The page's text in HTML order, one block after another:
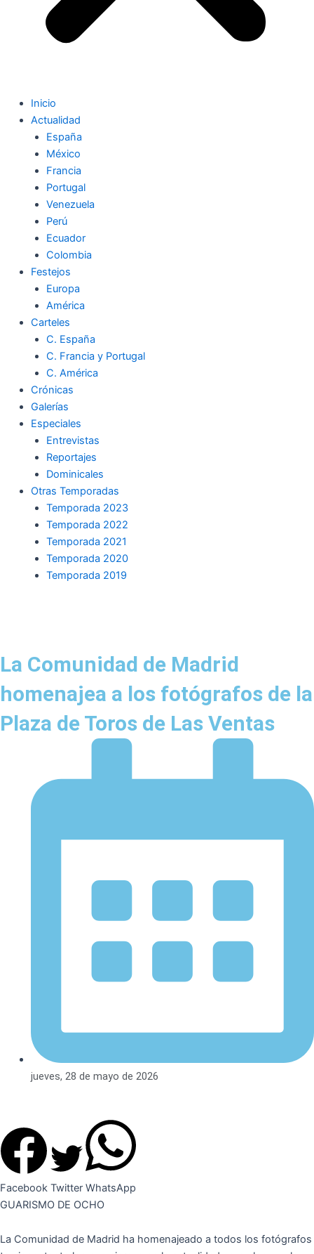
Inicio
Actualidad
España
México
Francia
Portugal
Venezuela
Perú
Ecuador
Colombia
Festejos
Europa
América
Carteles
C. España
C. Francia y Portugal
C. América
Crónicas
Galerías
Especiales
Entrevistas
Reportajes
Dominicales
Otras Temporadas
Temporada 2023
Temporada 2022
Temporada 2021
Temporada 2020
Temporada 2019
La Comunidad de Madrid
homenajea a los fotógrafos de la
Plaza de Toros de Las Ventas
jueves, 28 de mayo de 2026
Facebook Twitter WhatsApp
GUARISMO DE OCHO
La Comunidad de Madrid ha homenajeado a todos los fotógrafos